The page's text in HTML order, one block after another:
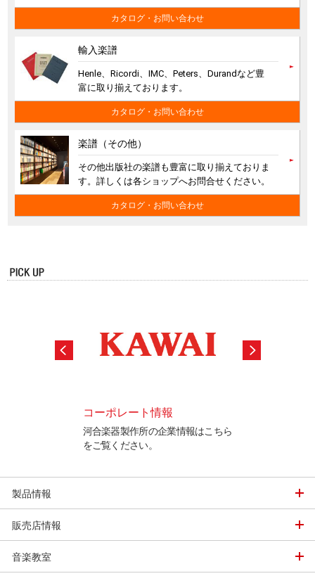
カタログ・お問い合わせ
輸入楽譜
Henle、Ricordi、IMC、Peters、Durandなど豊
富に取り揃えております。
カタログ・お問い合わせ
楽譜（その他）
その他出版社の楽譜も豊富に取り揃えておりま
す。詳しくは各ショップへお問合せください。
カタログ・お問い合わせ
コーポレート情報
河合楽器製作所の企業情報はこちら
をご覧ください。
製品情報
販売店情報
音楽教室